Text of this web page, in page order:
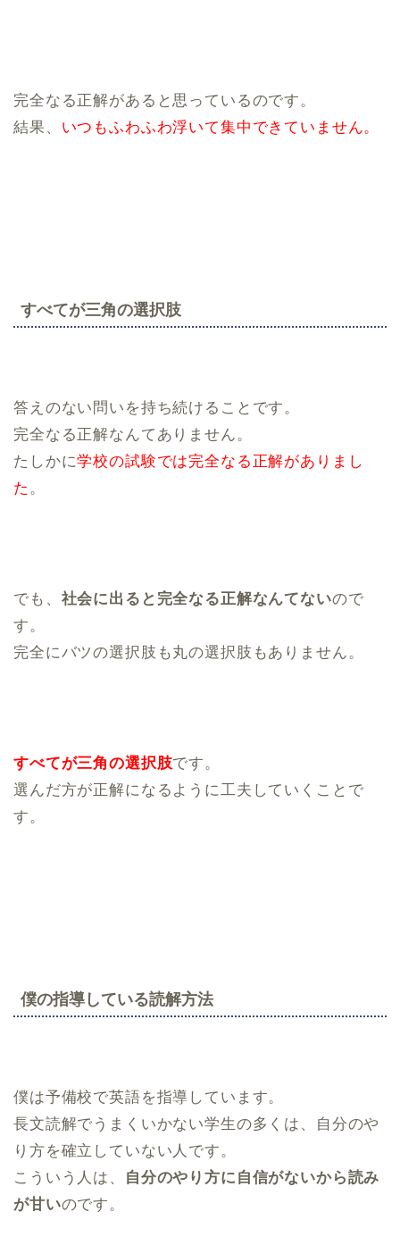
完全なる正解があると思っているのです。
結果、 いつもふわふわ浮いて集中できていません。
すべてが三角の選択肢
答えのない問いを持ち続けることです。
完全なる正解なんてありません。
たしかに学校の試験では完全なる正解がありまし
た 。
でも、 社会に出ると完全なる正解なんてないので
す。
完全にバツの選択肢も丸の選択肢もありません。
すべてが三角の選択肢です。
選んだ方が正解になるように工夫していくことで
す。
僕の指導している読解方法
僕は予備校で英語を指導しています。
長文読解でうまくいかない学生の多くは、自分のや
り方を確立していない人です。
こういう人は、
自分のやり方に自信がないから読み
が甘いのです。